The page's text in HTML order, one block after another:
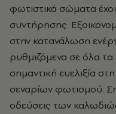
φωτιστικά σώματα
συντήρησης.
στην κατανάλωση
ρυθμιζόμενα σε όλα
σημαντική ευελιξία
σεναρίων φωτισμού.
οδεύσεις των